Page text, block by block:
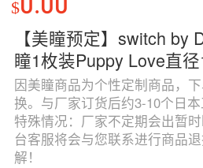
$
【美瞳预定】switch by
瞳1枚装Puppy Love直
因美瞳商品为个性定制商品，
换。与厂家订货后约3-10个日本
特殊情况：厂家不定期会出暂
台客服将会与您联系进行商品
解！